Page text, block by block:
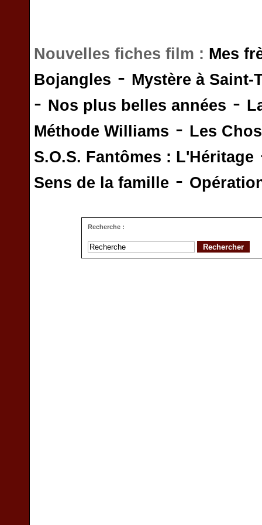
Nouvelles fiches film : Mes
Bojangles - Mystère à Saint-
- Nos plus belles années -
Méthode Williams - Les
S.O.S. Fantômes : L'Héritage
Sens de la famille -
Recherche :